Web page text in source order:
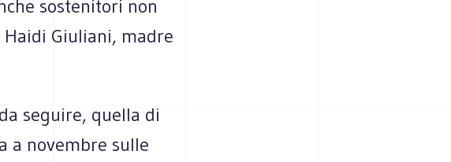
sostenitori non
Giuliani, madre
seguire, quella di
a novembre sulle